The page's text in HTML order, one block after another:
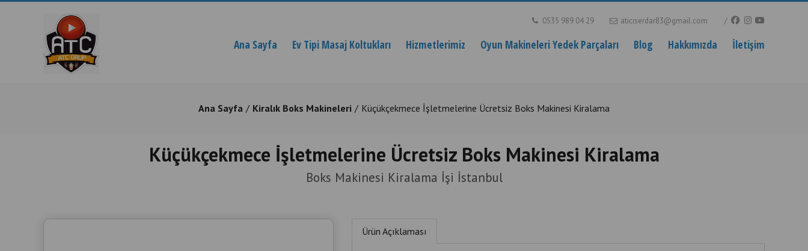
0535 989 04 29 aticiserdar83@gmail.com
Ana Sayfa Ev Tipi Masaj Koltukları Hizmetlerimiz Oyun Makineleri Yedek Parçaları Blog Hakkımızda İletişim
Ana Sayfa Kiralık Boks Makineleri Küçükçekmece İşletmelerine Ücretsiz Boks Makinesi Kiralama
Küçükçekmece İşletmelerine Ücretsiz Boks Makinesi Kiralama
Boks Makinesi Kiralama İşi İstanbul
Ürün Açıklaması